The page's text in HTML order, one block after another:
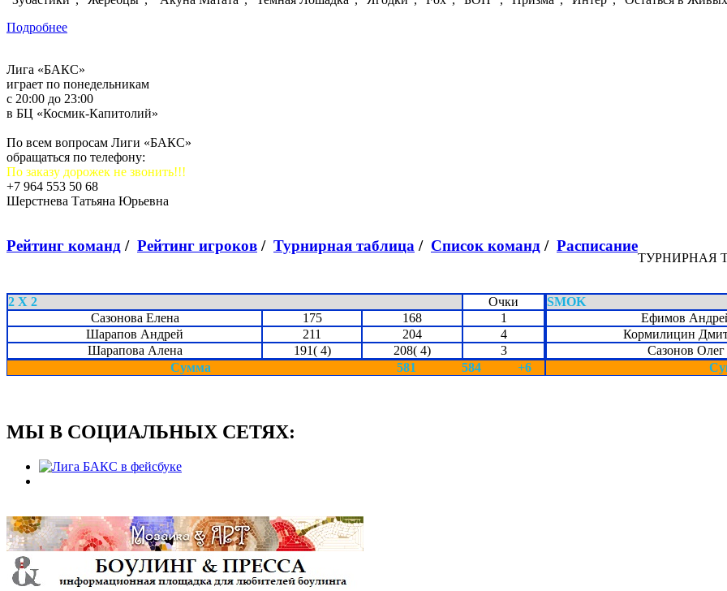
Подробнее
Лига «БАКС»
играет по понедельникам
с 20:00 до 23:00
в БЦ «Космик-Капитолий»
По всем вопросам Лиги «БАКС»
обращаться по телефону:
По заказу дорожек не звонить!!!
+7 964 553 50 68
Шерстнева Татьяна Юрьевна
Рейтинг команд / Рейтинг игроков / Турнирная таблица / Список команд / Расписание
ТУРНИРНАЯ
2 X 2
Очки
Сазонова Елена
175 168
1
Шарапов Андрей
211 204
4
Шарапова Алена
191( 4) 208( 4) 3
SMOK
Ефимов
Кормилицин
Сазонов Олег
Сумма
581 584 +6
МЫ В СОЦИАЛЬНЫХ СЕТЯХ: